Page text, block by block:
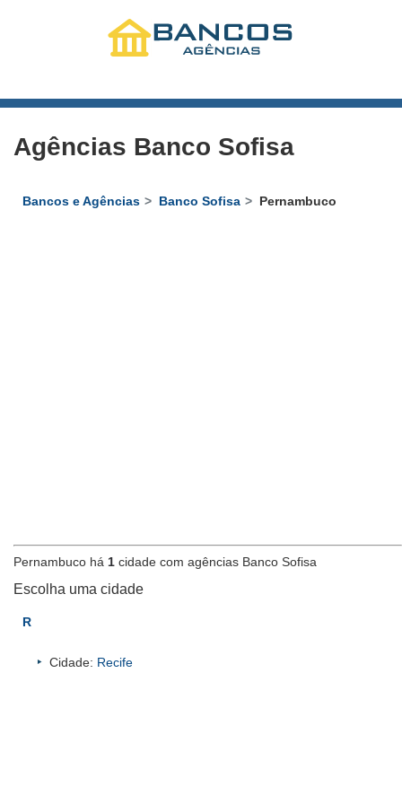
Agências Banco Sofisa
Bancos e Agências Banco Sofisa Pernambuco
Pernambuco há 1 cidade com agências Banco Sofisa
Escolha uma cidade
R
Cidade: Recife